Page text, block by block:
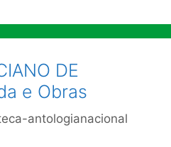
DE
e Obras
antologianacional